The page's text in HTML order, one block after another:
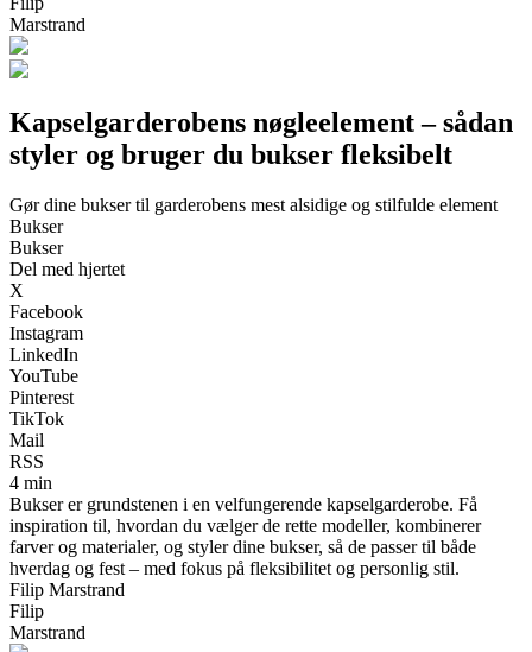
Marstrand
Kapselgarderobens nøgleelement – sådan
styler og bruger du bukser fleksibelt
Gør dine bukser til garderobens mest alsidige og stilfulde element
Bukser
Bukser
Del med hjertet
X
Facebook
Instagram
LinkedIn
YouTube
Pinterest
TikTok
Mail
RSS
4 min
Bukser er grundstenen i en velfungerende kapselgarderobe. Få
inspiration til, hvordan du vælger de rette modeller, kombinerer
farver og materialer, og styler dine bukser, så de passer til både
hverdag og fest – med fokus på fleksibilitet og personlig stil.
Filip Marstrand
Filip
Marstrand